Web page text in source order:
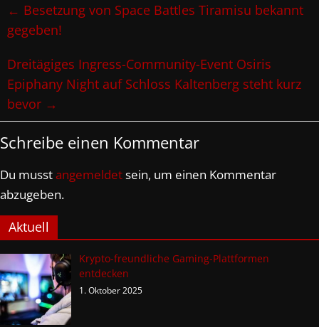
← Besetzung von Space Battles Tiramisu bekannt
gegeben!
Dreitägiges Ingress-Community-Event Osiris
Epiphany Night auf Schloss Kaltenberg steht kurz
bevor →
Schreibe einen Kommentar
Du musstangemeldetsein, um einen Kommentar
abzugeben.
Aktuell
Krypto-freundliche Gaming-Plattformen
entdecken
1. Oktober 2025